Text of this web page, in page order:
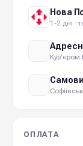
Нова
1-2 дні ·
Кур'єром
ОПЛАТА